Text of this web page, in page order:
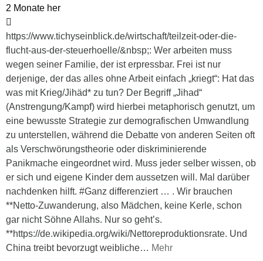
2 Monate her
https://www.tichyseinblick.de/wirtschaft/teilzeit-oder-die-
flucht-aus-der-steuerhoelle/&nbsp;: Wer arbeiten muss
wegen seiner Familie, der ist erpressbar. Frei ist nur
derjenige, der das alles ohne Arbeit einfach „kriegt“: Hat das
was mit Krieg/Jihäd* zu tun? Der Begriff „Jihad“
(Anstrengung/Kampf) wird hierbei metaphorisch genutzt, um
eine bewusste Strategie zur demografischen Umwandlung
zu unterstellen, während die Debatte von anderen Seiten oft
als Verschwörungstheorie oder diskriminierende
Panikmache eingeordnet wird. Muss jeder selber wissen, ob
er sich und eigene Kinder dem aussetzen will. Mal darüber
nachdenken hilft. #Ganz differenziert … . Wir brauchen
**Netto-Zuwanderung, also Mädchen, keine Kerle, schon
gar nicht Söhne Allahs. Nur so geht’s.
**https://de.wikipedia.org/wiki/Nettoreproduktionsrate. Und
China treibt bevorzugt weibliche… Mehr